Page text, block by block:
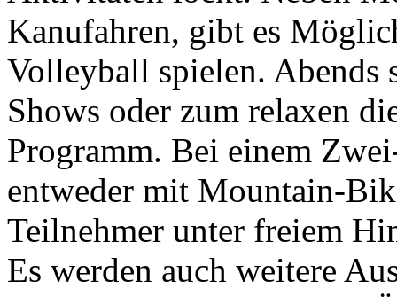
Kanufahren, gibt es
Volleyball spielen. Abends
Shows oder zum relaxen
Programm. Bei einem
entweder mit Mountain-
Teilnehmer unter freiem
Es werden auch weitere